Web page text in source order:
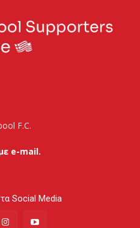
F.C.
e-mail.
Social Media